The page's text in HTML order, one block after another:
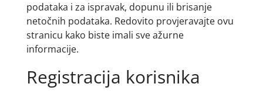
podataka i za ispravak, dopunu ili brisanje
netočnih podataka. Redovito provjeravajte ovu
stranicu kako biste imali sve ažurne
informacije.
Registracija korisnika